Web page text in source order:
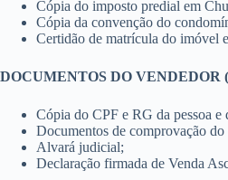
Cópia do imposto predial em
Cópia da convenção do
Certidão de matrícula do imóvel
DOCUMENTOS DO VENDEDOR
Cópia do CPF e RG da pessoa e
Documentos de comprovação
Alvará judicial;
Declaração firmada de Venda